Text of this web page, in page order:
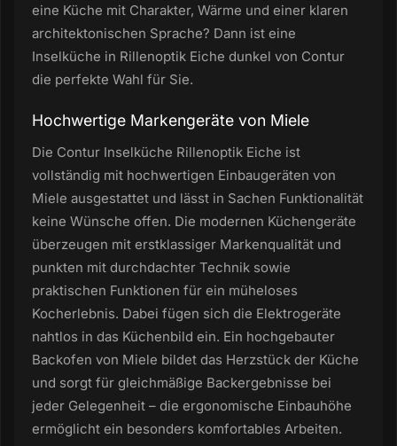
eine Küche mit Charakter, Wärme und einer klaren
architektonischen Sprache? Dann ist eine
Inselküche in Rillenoptik Eiche dunkel von Contur
die perfekte Wahl für Sie.
Hochwertige Markengeräte von Miele
Die Contur Inselküche Rillenoptik Eiche ist
vollständig mit hochwertigen Einbaugeräten von
Miele ausgestattet und lässt in Sachen Funktionalität
keine Wünsche offen. Die modernen Küchengeräte
überzeugen mit erstklassiger Markenqualität und
punkten mit durchdachter Technik sowie
praktischen Funktionen für ein müheloses
Kocherlebnis. Dabei fügen sich die Elektrogeräte
nahtlos in das Küchenbild ein. Ein hochgebauter
Backofen von Miele bildet das Herzstück der Küche
und sorgt für gleichmäßige Backergebnisse bei
jeder Gelegenheit – die ergonomische Einbauhöhe
ermöglicht ein besonders komfortables Arbeiten.